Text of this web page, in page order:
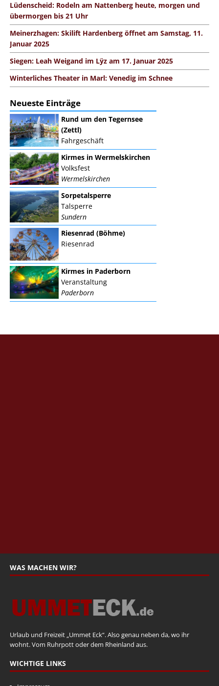
Lüdenscheid: Rodeln am Nattenberg heute, morgen und
übermorgen bis 21 Uhr
Meinerzhagen: Skilift Hardenberg öffnet am Samstag, 11.
Januar 2025
Siegen: Leah Weigand im Lÿz am 17. Januar 2025
Winterliches Theater in Marl: Venedig im Schnee
Neueste Einträge
Rund um den Tegernsee
(Zettl)
Fahrgeschäft
Kirmes in Wermelskirchen
Volksfest
Wermelskirchen
Sorpetalsperre
Talsperre
Sundern
Riesenrad (Böhme)
Riesenrad
Kirmes in Paderborn
Veranstaltung
Paderborn
WAS MACHEN WIR?
Urlaub und Freizeit „Ummet Eck“. Also genau neben da, wo ihr
wohnt. Vom Ruhrpott oder dem Rheinland aus.
WICHTIGE LINKS